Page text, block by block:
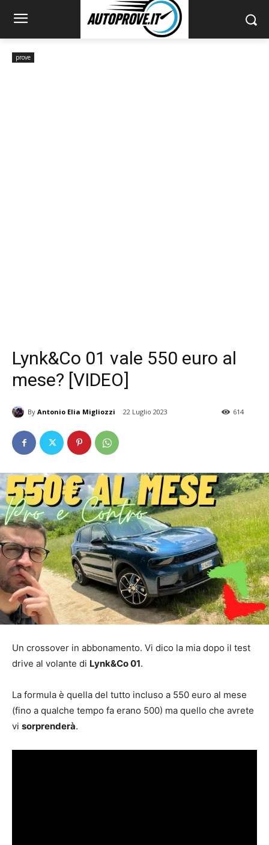
prove
Lynk&Co 01 vale 550 euro al
mese? [VIDEO]
By Antonio Elia Migliozzi 22 Luglio 2023 614
Un crossover in abbonamento. Vi dico la mia dopo il test
drive al volante di Lynk&Co 01.
La formula è quella del tutto incluso a 550 euro al mese
(fino a qualche tempo fa erano 500) ma quello che avrete
vi sorprenderà.